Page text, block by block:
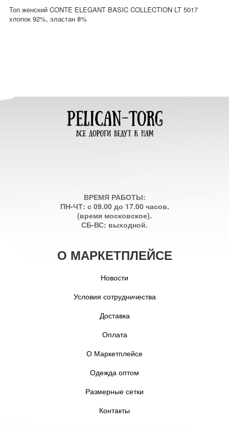
Топ женский CONTE ELEGANT BASIC COLLECTION LT 5017
хлопок 92%, эластан 8%
ВРЕМЯ РАБОТЫ:
ПН-ЧТ: с 09.00 до 17.00 часов.
(время московское).
СБ-ВС: выходной.
О МАРКЕТПЛЕЙСЕ
Новости
Условия сотрудничества
Доставка
Оплата
О Маркетплейсе
Одежда оптом
Размерные сетки
Контакты